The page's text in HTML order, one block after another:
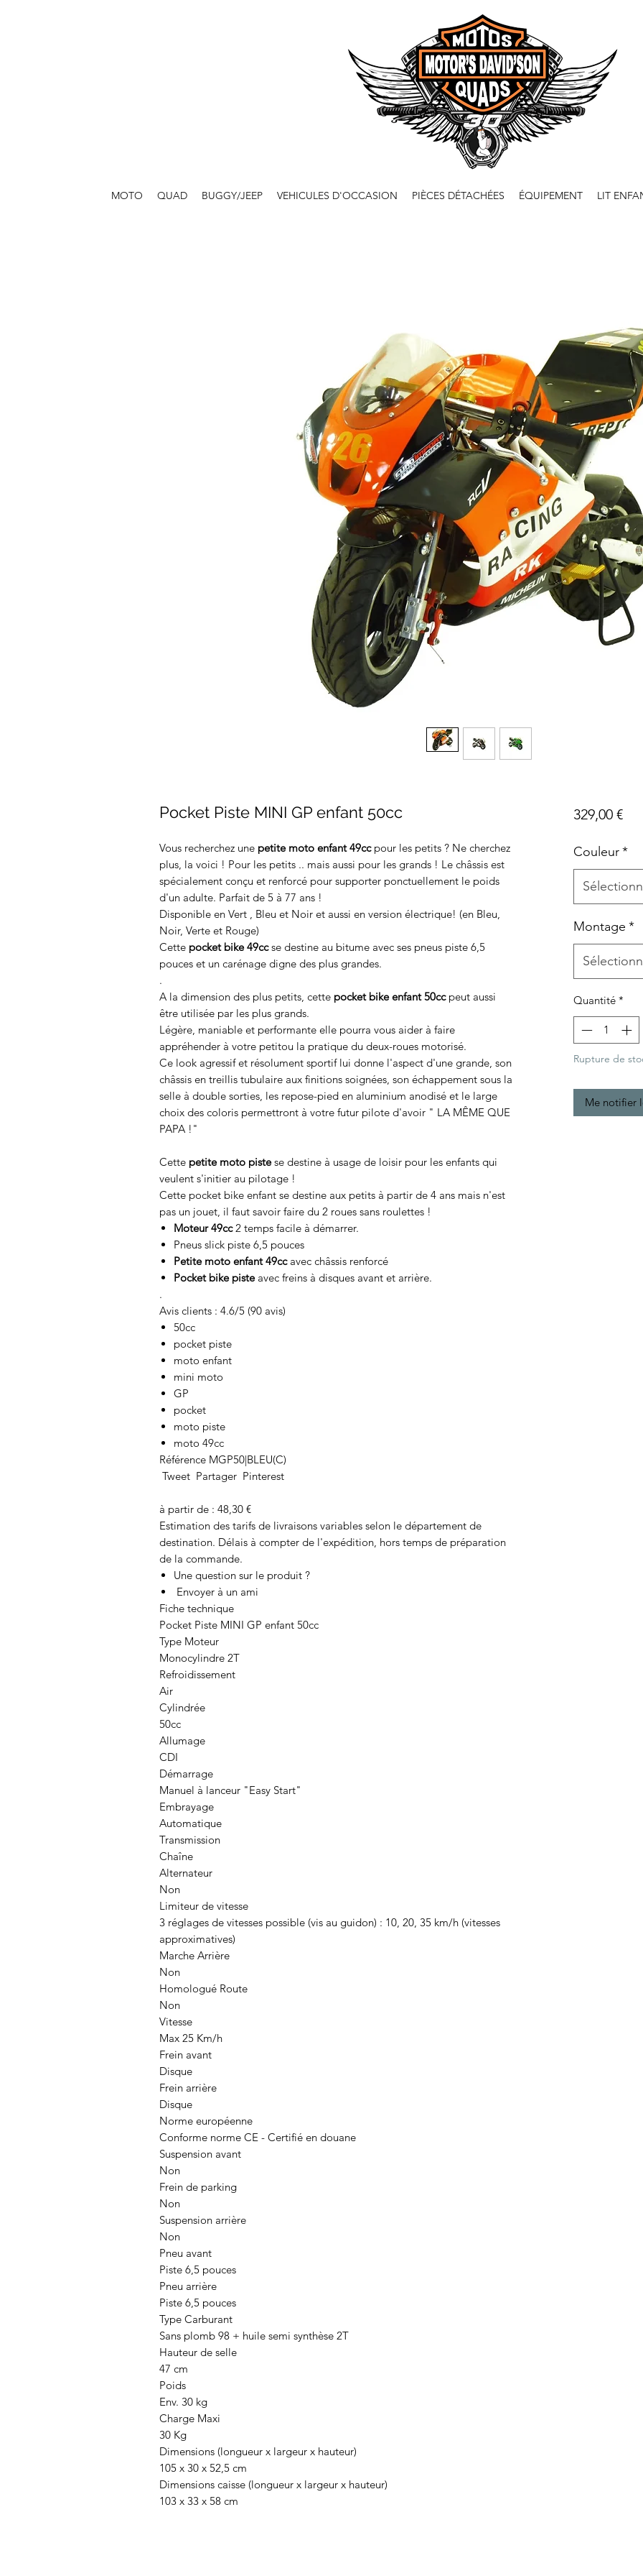
MOTO QUAD BUGGY/JEEP VEHICULES D'OCCASION PIÈCES DÉTACHÉES ÉQUIPEMENT LIT
Pocket Piste MINI GP enfant 50cc
Vous recherchez une petite moto enfant 49ccpour les petits ? Ne cherchez
plus, la voici ! Pour les petits .. mais aussi pour les grands ! Le châssis est
spécialement conçu et renforcé pour supporter ponctuellement le poids
d'un adulte. Parfait de 5 à 77 ans !
Disponible en Vert , Bleu et Noir et aussi en version électrique! (en Bleu,
Noir, Verte et Rouge)
Cette pocket bike 49ccse destine au bitume avec ses pneus piste 6,5
pouces et un carénage digne des plus grandes.
.
A la dimension des plus petits, cette pocket bike enfant 50ccpeut aussi
être utilisée par les plus grands.
Légère, maniable et performante elle pourra vous aider à faire
appréhender à votre petitou la pratique du deux-roues motorisé.
Ce look agressif et résolument sportif lui donne l'aspect d'une grande, son
châssis en treillis tubulaire aux finitions soignées, son échappement sous la
selle à double sorties, les repose-pied en aluminium anodisé et le large
choix des coloris permettront à votre futur pilote d'avoir " LA MÊME QUE
PAPA !"
Cette petite moto pistese destine à usage de loisir pour les enfants qui
veulent s'initier au pilotage !
Cette pocket bike enfant se destine aux petits à partir de 4 ans mais n'est
pas un jouet, il faut savoir faire du 2 roues sans roulettes !
Moteur 49cc2 temps facile à démarrer.
Pneus slick piste 6,5 pouces
Petite moto enfant 49ccavec châssis renforcé
Pocket bike pisteavec freins à disques avant et arrière.
.
Avis clients : 4.6/5 (90 avis)
50cc
pocket piste
moto enfant
mini moto
GP
pocket
moto piste
moto 49cc
Référence MGP50|BLEU(C)
Tweet Partager Pinterest
à partir de : 48,30 €
Estimation des tarifs de livraisons variables selon le département de
destination. Délais à compter de l'expédition, hors temps de préparation
de la commande.
Une question sur le produit ?
Envoyer à un ami
Fiche technique
Pocket Piste MINI GP enfant 50cc
Type Moteur
Monocylindre 2T
Refroidissement
Air
Cylindrée
50cc
Allumage
CDI
Démarrage
Manuel à lanceur "Easy Start"
Embrayage
Automatique
Transmission
Chaîne
Alternateur
Non
Limiteur de vitesse
3 réglages de vitesses possible (vis au guidon) : 10, 20, 35 km/h (vitesses
approximatives)
Marche Arrière
Non
Homologué Route
Non
Vitesse
Max 25 Km/h
Frein avant
Disque
Frein arrière
Disque
Norme européenne
Conforme norme CE - Certifié en douane
Suspension avant
Non
Frein de parking
Non
Suspension arrière
Non
Pneu avant
Piste 6,5 pouces
Pneu arrière
Piste 6,5 pouces
Type Carburant
Sans plomb 98 + huile semi synthèse 2T
Hauteur de selle
47 cm
Poids
Env. 30 kg
Charge Maxi
30 Kg
Dimensions (longueur x largeur x hauteur)
105 x 30 x 52,5 cm
Dimensions caisse (longueur x largeur x hauteur)
103 x 33 x 58 cm
329,00 €Prix
Couleur*
Montage *
Quantité *
Rupture de
Me notifier